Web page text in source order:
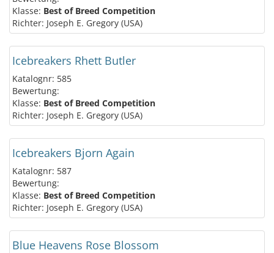
Klasse: Best of Breed Competition
Richter: Joseph E. Gregory (USA)
Icebreakers Rhett Butler
Katalognr: 585
Bewertung:
Klasse: Best of Breed Competition
Richter: Joseph E. Gregory (USA)
Icebreakers Bjorn Again
Katalognr: 587
Bewertung:
Klasse: Best of Breed Competition
Richter: Joseph E. Gregory (USA)
Blue Heavens Rose Blossom